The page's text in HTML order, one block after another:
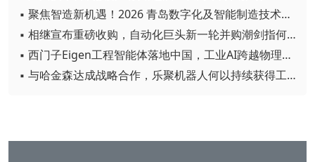
▪ 聚焦智造新机遇！2026 青岛数字化及智能制造技术论坛圆满落幕
▪ 相继宣布重磅收购，自动化巨头新一轮并购潮剑指何方？
▪ 西门子Eigen工程智能体落地中国，工业AI跨越物理世界“确定性”拐点
▪ 与哈金森达成战略合作，乐聚机器人何以持续获得工业巨头青睐？